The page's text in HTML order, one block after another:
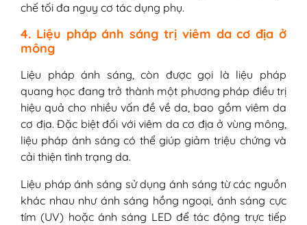
chế tối đa nguy cơ tác dụng phụ.
4. Liệu pháp ánh sáng trị viêm da cơ địa ở
mông
Liệu pháp ánh sáng, còn được gọi là liệu pháp
quang học đang trở thành một phương pháp điều trị
hiệu quả cho nhiều vấn đề về da, bao gồm viêm da
cơ địa. Đặc biệt đối với viêm da cơ địa ở vùng mông,
liệu pháp ánh sáng có thể giúp giảm triệu chứng và
cải thiện tình trạng da.
Liệu pháp ánh sáng sử dụng ánh sáng từ các nguồn
khác nhau như ánh sáng hồng ngoại, ánh sáng cực
tím (UV) hoặc ánh sáng LED để tác động trực tiếp